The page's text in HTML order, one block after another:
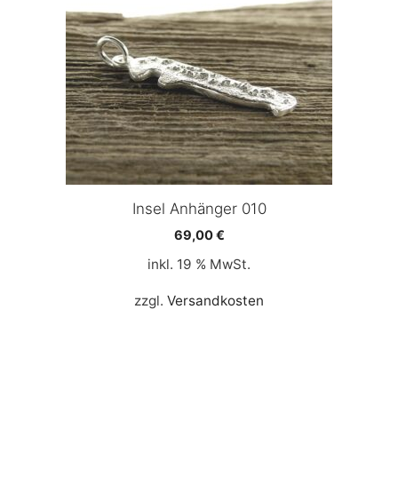
Insel Anhänger 010
69,00€
inkl. 19 % MwSt.
zzgl. Versandkosten